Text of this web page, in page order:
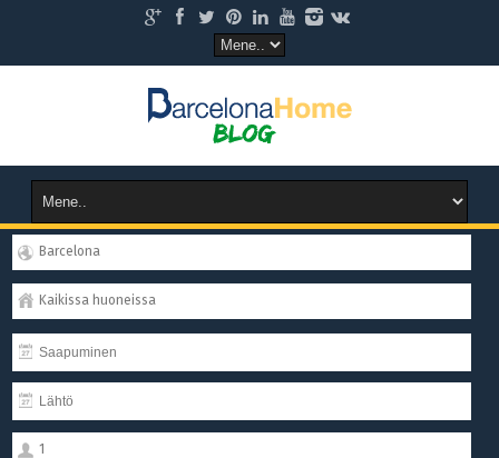
Barcelona
Kaikissa huoneissa
1